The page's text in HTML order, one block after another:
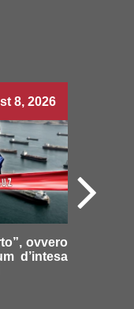
8, 2026
ovvero
d’intesa